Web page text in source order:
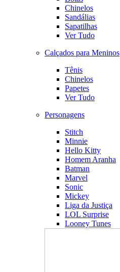
Chinelos
Sandálias
Sapatilhas
Ver Tudo
Calçados para Meninos
Tênis
Chinelos
Papetes
Ver Tudo
Personagens
Stitch
Minnie
Hello Kitty
Homem Aranha
Batman
Marvel
Sonic
Mickey
Liga da Justiça
LOL Surprise
Looney Tunes